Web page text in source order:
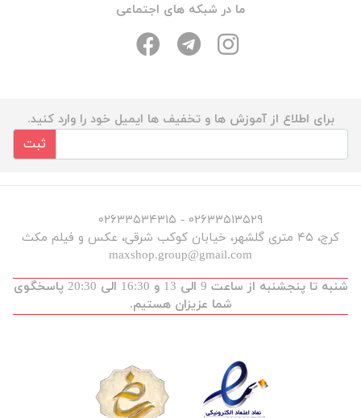
ما در شبکه های اجتماعی
برای اطلاع از آموزش ها و تخفیف ها ایمیل خود را وارد کنید.
ثبت
۰۲۶۳۳۵۱۳۵۲۹ - ۰۲۶۳۳۵۳۴۳۱۵
کرج، ۴۵ متری گلشهر، خیابان کوکب شرقی، عکس و فیلم مکث
maxshop.group@gmail.com
شنبه تا پنجشنبه از ساعت 9 الی 13 و 16:30 الی 20:30 پاسخگوی
شما عزیزان هستیم.